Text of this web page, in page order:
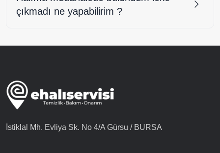
çıkmadı ne yapabilirim ?
İstiklal Mh. Evliya Sk. No 4/A Gürsu / BURSA